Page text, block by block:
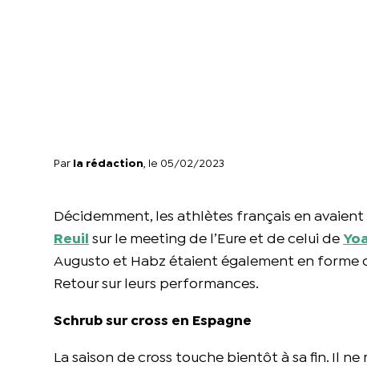
Par la rédaction , le 05/02/2023
Décidemment, les athlètes français en avaient
Reuil
sur le meeting de l’Eure et de celui de
Augusto et Habz étaient également en forme
Retour sur leurs performances.
Schrub sur cross en Espagne
La saison de cross touche bientôt à sa fin. Il